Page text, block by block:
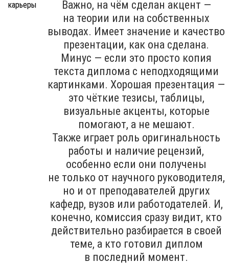
Важно, на чём сделан акцент —
на теории или на собственных
выводах. Имеет значение и качество
презентации, как она сделана.
Минус — если это просто копия
текста диплома с неподходящими
картинками. Хорошая презентация —
это чёткие тезисы, таблицы,
визуальные акценты, которые
помогают, а не мешают.
Также играет роль оригинальность
работы и наличие рецензий,
особенно если они получены
не только от научного руководителя,
но и от преподавателей других
кафедр, вузов или работодателей. И,
конечно, комиссия сразу видит, кто
действительно разбирается в своей
теме, а кто готовил диплом
в последний момент.